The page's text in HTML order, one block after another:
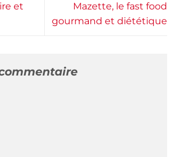
et
Mazette, le fast food
gourmand et diététique